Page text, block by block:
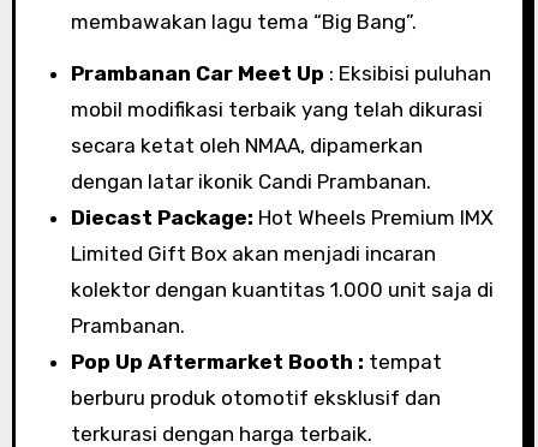
membawakan lagu tema “Big Bang”.
Prambanan Car Meet Up : Eksibisi puluhan
mobil modifikasi terbaik yang telah dikurasi
secara ketat oleh NMAA, dipamerkan
dengan latar ikonik Candi Prambanan.
Diecast Package: Hot Wheels Premium IMX
Limited Gift Box akan menjadi incaran
kolektor dengan kuantitas 1.000 unit saja di
Prambanan.
Pop Up Aftermarket Booth : tempat
berburu produk otomotif eksklusif dan
terkurasi dengan harga terbaik.